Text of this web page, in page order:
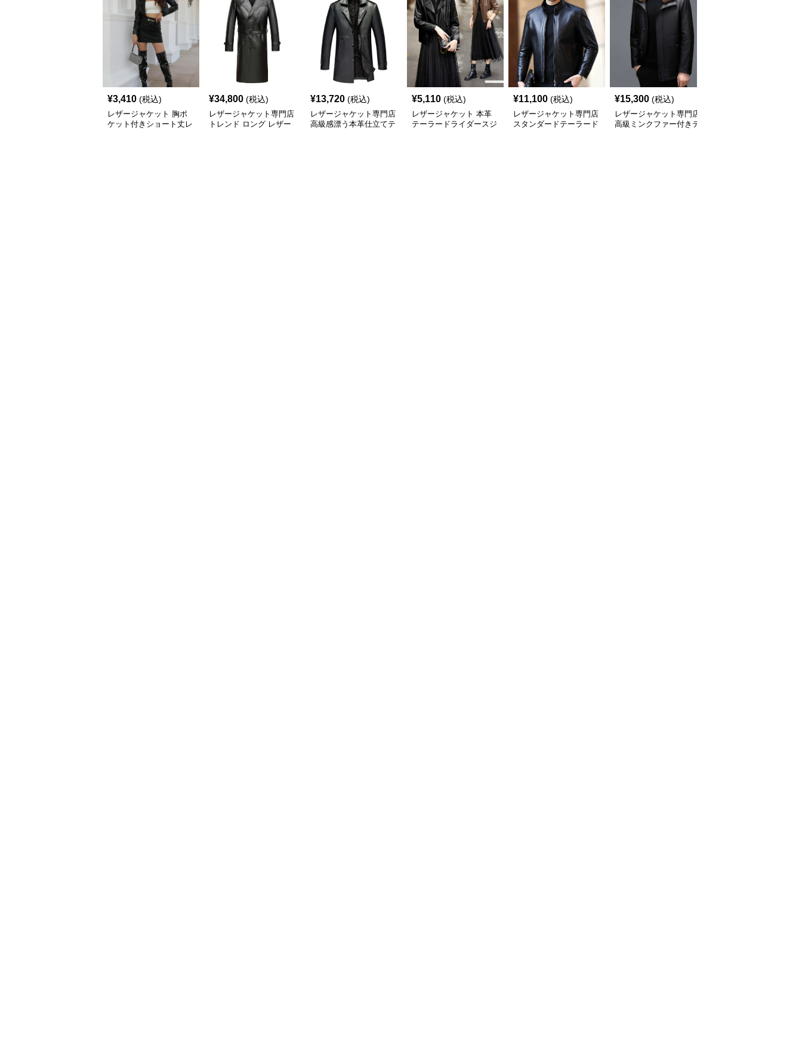
¥3,410 (税込)
レザージャケット 胸ポ
ケット付きショート丈レ
¥34,800 (税込)
レザージャケット専門店
トレンド ロング レザー
¥13,720 (税込)
レザージャケット専門店
高級感漂う本革仕立てテ
¥5,110 (税込)
レザージャケット 本革
テーラードライダースジ
¥11,100 (税込)
レザージャケット専門店
スタンダードテーラード
¥15,300 (税込)
レザージャケット専門店
高級ミンクファー付きテ